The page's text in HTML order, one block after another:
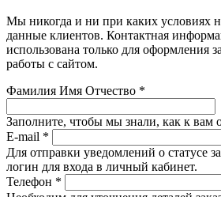
Мы никогда и ни при каких условиях
данные клиентов. Контактная
использована только для оформления
работы с сайтом.
Фамилия Имя Отчество *
Заполните, чтобы мы знали, как к вам
E-mail *
Для отправки уведомлений о статусе
логин для входа в личный кабинет.
Телефон *